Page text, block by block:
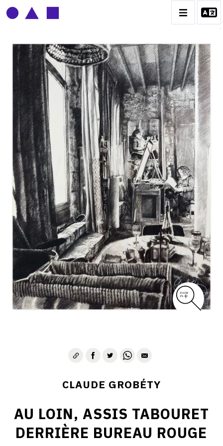
CLAUDE GROBÉTY
BIOGRAPHIE
CATALOGUE DES OEUVRES
CONTACT
CLAUDE GROBÉTY
AU LOIN, ASSIS TABOURET
DERRIÈRE BUREAU ROUGE